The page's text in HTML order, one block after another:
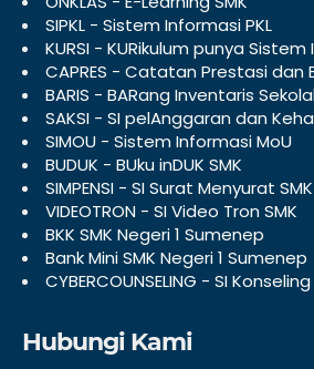
SIPKL - Sistem Informasi PKL
KURSI - KURikulum punya
CAPRES - Catatan Prestasi dan
BARIS - BARang Inventaris
SAKSI - SI pelAnggaran dan
SIMOU - Sistem Informasi MoU
BUDUK - BUku inDUK SMK
SIMPENSI - SI Surat Menyurat SMK
VIDEOTRON - SI Video Tron SMK
BKK SMK Negeri 1 Sumenep
Bank Mini SMK Negeri 1 Sumenep
CYBERCOUNSELING - SI
Hubungi Kami